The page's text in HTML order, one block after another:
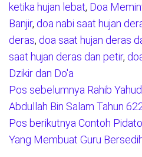
ketika hujan lebat, Doa
Banjir, doa nabi saat hujan
deras, doa saat hujan deras
saat hujan deras dan petir,
Dzikir dan Do'a
Navigasi
pos
Pos sebelumnya Rahib
Abdullah Bin Salam Tahun
Pos berikutnyaContoh
Yang Membuat Guru